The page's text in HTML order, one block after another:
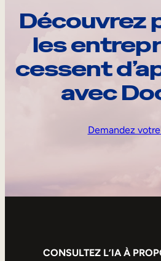
Découvrez
les
cessent
avec
Demandez
CONSULTEZ L’IA À